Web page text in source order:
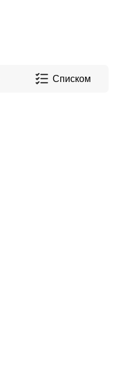
Списком